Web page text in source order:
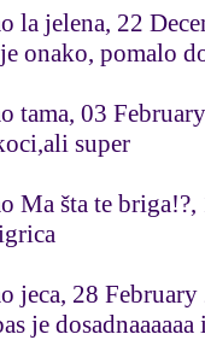
la jelena, 22
onako, pomalo
tama, 03
super
Ma šta te
jeca, 28
je dosadnaaaaaa